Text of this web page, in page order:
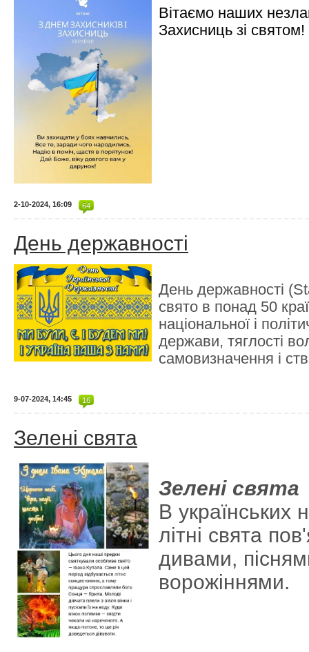
Вітаємо наших
Захисниць зі святом!
2-10-2024, 16:09 64
День державності
День державності
свято в понад 50
національної і
держави, тяглості
самовизначення і
9-07-2024, 14:45 16
Зелені свята
Зелені свята
В українських
літні свята
дивами,
ворожіннями.